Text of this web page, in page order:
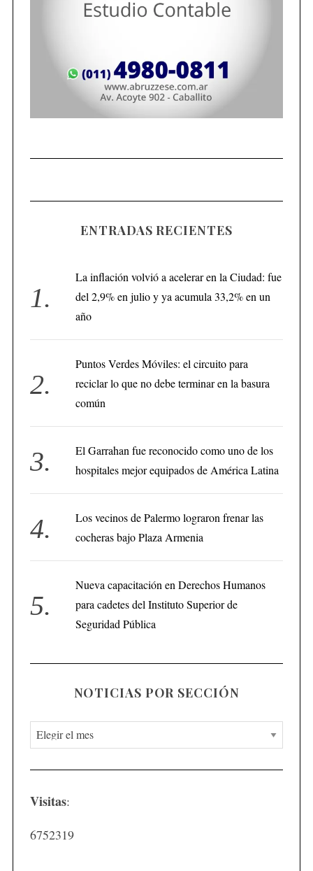
ENTRADAS RECIENTES
La inflación volvió a acelerar en la Ciudad: fue
del 2,9% en julio y ya acumula 33,2% en un
año
Puntos Verdes Móviles: el circuito para
reciclar lo que no debe terminar en la basura
común
El Garrahan fue reconocido como uno de los
hospitales mejor equipados de América Latina
Los vecinos de Palermo lograron frenar las
cocheras bajo Plaza Armenia
Nueva capacitación en Derechos Humanos
para cadetes del Instituto Superior de
Seguridad Pública
NOTICIAS POR SECCIÓN
N
o
t
c
i
Visitas:
6752319